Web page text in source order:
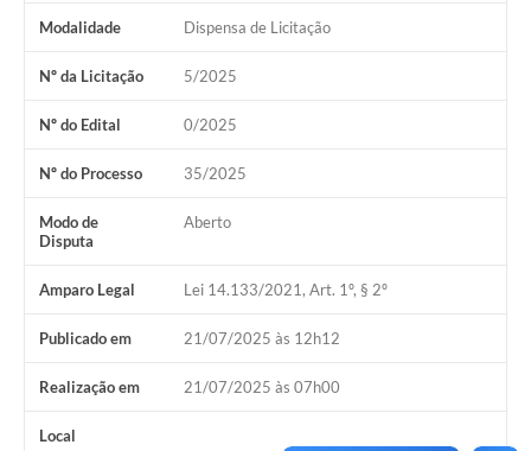
Modalidade Dispensa de Licitação
Nº da Licitação 5/2025
Nº do Edital 0/2025
Nº do Processo 35/2025
Modo de
Disputa
Aberto
Amparo Legal Lei 14.133/2021, Art. 1º, § 2º
Publicado em 21/07/2025 às 12h12
Realização em 21/07/2025 às 07h00
Local